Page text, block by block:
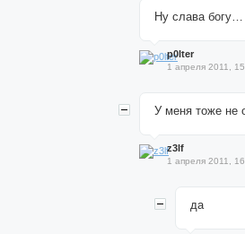
Ну слава богу…
p0lter
1 апреля 2011,
У меня тоже не
z3lf
1 апреля 2011,
да